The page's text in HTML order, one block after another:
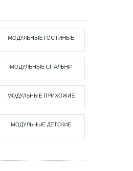
МОДУЛЬНЫЕ ГОСТИНЫЕ
МОДУЛЬНЫЕ СПАЛЬНИ
МОДУЛЬНЫЕ ПРИХОЖИЕ
МОДУЛЬНЫЕ ДЕТСКИЕ